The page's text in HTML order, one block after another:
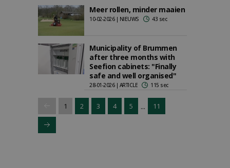
Meer rollen, minder maaien
10-02-2026 | NIEUWS 43 sec
Municipality of Brummen
after three months with
Seefion cabinets: "Finally
safe and well organised"
28-01-2026 | ARTICLE 115 sec
1 2 3 4 5 ... 11